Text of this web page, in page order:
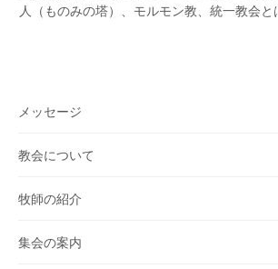
人（ものみの塔）、モルモン教、統一教会と
メッセージ
教会について
牧師の紹介
集会の案内